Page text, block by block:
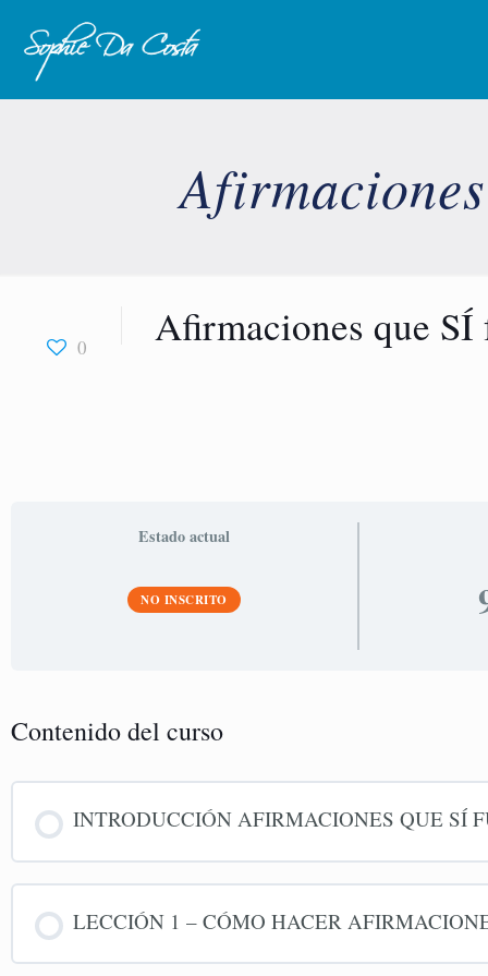
0 Afirmaciones que
Estado actual
NO INSCRITO
Contenido del curso
INTRODUCCIÓN AFIRMACIONES QUE SÍ
LECCIÓN 1 – CÓMO HACER